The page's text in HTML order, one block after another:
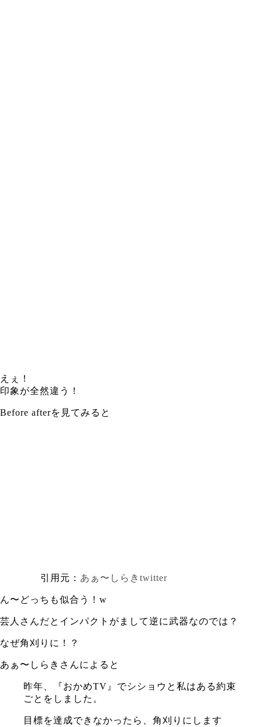
えぇ！
印象が全然違う！
Before afterを見てみると
引用元： あぁ〜しらきtwitter
ん〜どっちも似合う！w
芸人さんだとインパクトがまして逆に武器なのでは？
なぜ角刈りに！？
あぁ〜しらきさんによると
昨年、『おかめTV』でシショウと私はある約束
ごとをしました。
目標を達成できなかったら、角刈りにします